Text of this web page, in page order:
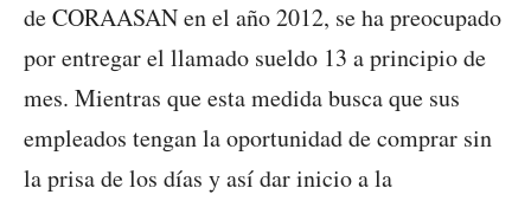
de CORAASAN en el año 2012, se ha preocupado
por entregar el llamado sueldo 13 a principio de
mes. Mientras que esta medida busca que sus
empleados tengan la oportunidad de comprar sin
la prisa de los días y así dar inicio a la